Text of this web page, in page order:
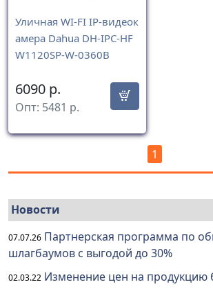
Уличная WI-FI IP-видеок
амера Dahua DH-IPC-HF
W1120SP-W-0360B
6090 р.
Опт: 5481 р.
1
Новости
07.07.26 Партнерская программа по
шлагбаумов с выгодой до 30%
02.03.22 Изменение цен на продукцию